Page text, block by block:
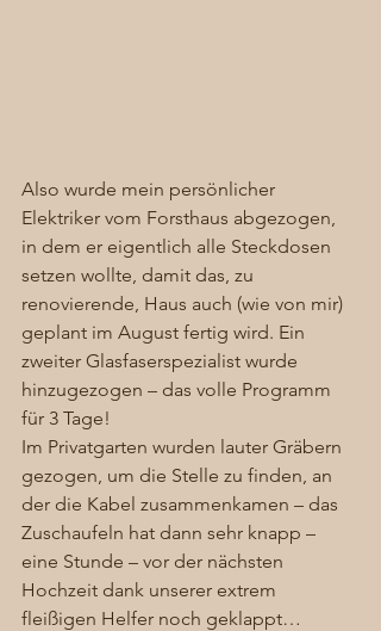
Also wurde mein persönlicher
Elektriker vom Forsthaus abgezogen,
in dem er eigentlich alle Steckdosen
setzen wollte, damit das, zu
renovierende, Haus auch (wie von mir)
geplant im August fertig wird. Ein
zweiter Glasfaserspezialist wurde
hinzugezogen – das volle Programm
für 3 Tage!
Im Privatgarten wurden lauter Gräbern
gezogen, um die Stelle zu finden, an
der die Kabel zusammenkamen – das
Zuschaufeln hat dann sehr knapp –
eine Stunde – vor der nächsten
Hochzeit dank unserer extrem
fleißigen Helfer noch geklappt…